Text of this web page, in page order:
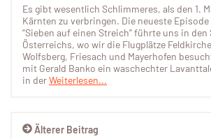
Älterer Beitrag
Es gibt wesentlich Schlimmeres, als den 1.
Kärnten zu verbringen. Die neueste Episode
“Sieben auf einen Streich” führte uns in den
Österreichs, wo wir die Flugplätze
Wolfsberg, Friesach und Mayerhofen
mit Gerald Banko ein waschechter
in derWeiterlesen...